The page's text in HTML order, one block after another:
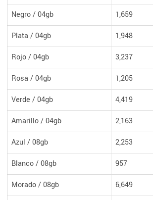
Negro / 04gb 1,659
Plata / 04gb 1,948
Rojo / 04gb 3,237
Rosa / 04gb 1,205
Verde / 04gb 4,419
Amarillo / 04gb 2,163
Azul / 08gb 2,253
Blanco / 08gb 957
Morado / 08gb 6,649